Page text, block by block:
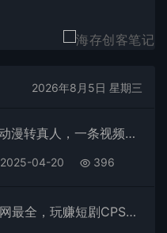
2026年8月5日 星期三
AI动漫转真人，一条视频变现30000+
2025-04-20 396
全网最全，玩赚短剧CPS项目保姆级教程，小白日入1000+